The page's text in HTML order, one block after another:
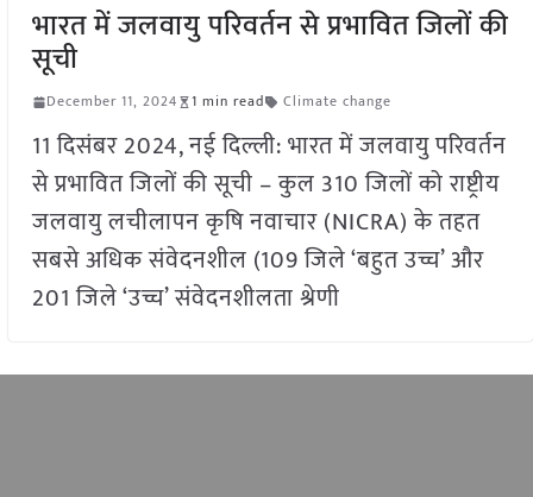
भारत में जलवायु परिवर्तन से प्रभावित जिलों की
सूची
December 11, 2024 1 min read Climate change
11 दिसंबर 2024, नई दिल्ली: भारत में जलवायु परिवर्तन
से प्रभावित जिलों की सूची – कुल 310 जिलों को राष्ट्रीय
जलवायु लचीलापन कृषि नवाचार (NICRA) के तहत
सबसे अधिक संवेदनशील (109 जिले ‘बहुत उच्च’ और
201 जिले ‘उच्च’ संवेदनशीलता श्रेणी